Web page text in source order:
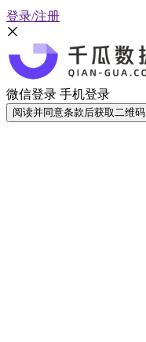
登录/注册
微信登录 手机登录
阅读并同意条款后获取二维码